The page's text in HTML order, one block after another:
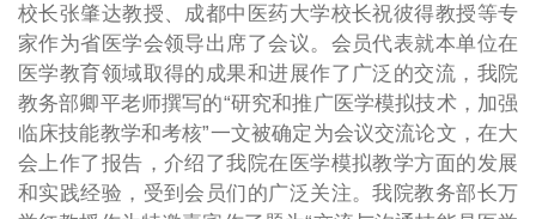
校长张肇达教授、成都中医药大学校长祝彼得教授等专
家作为省医学会领导出席了会议。会员代表就本单位在
医学教育领域取得的成果和进展作了广泛的交流，我院
教务部卿平老师撰写的“研究和推广医学模拟技术，加强
临床技能教学和考核”一文被确定为会议交流论文，在大
会上作了报告，介绍了我院在医学模拟教学方面的发展
和实践经验，受到会员们的广泛关注。我院教务部长万